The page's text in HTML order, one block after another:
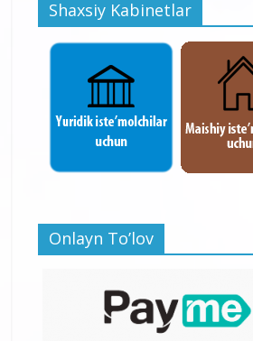
Shaxsiy Kabinetlar
Onlayn To’lov